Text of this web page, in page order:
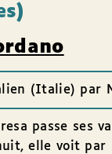
(Italie) par
passe ses
elle voit